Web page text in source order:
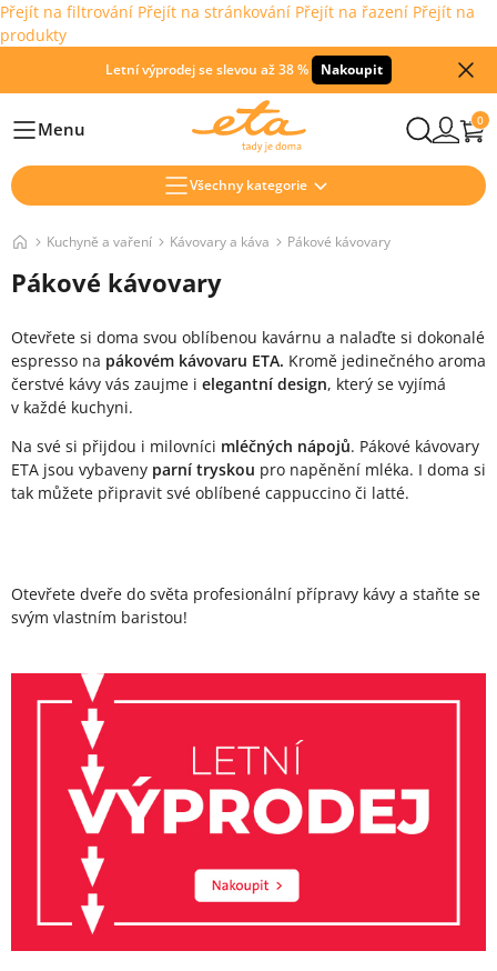
Přejít na filtrování Přejít na stránkování Přejít na řazení Přejít na
produkty
Letní výprodej se slevou až 38 % Nakoupit
HlavníMenu 0
Všechny kategorie
Kuchyně a vaření Kávovary a káva Pákové kávovary
Pákové kávovary
Otevřete si doma svou oblíbenou kavárnu a nalaďte si dokonalé
espresso na pákovém kávovaru ETA. Kromě jedinečného aroma
čerstvé kávy vás zaujme i elegantní design, který se vyjímá
v každé kuchyni.
Na své si přijdou i milovníci mléčných nápojů. Pákové kávovary
ETA jsou vybaveny parní tryskou pro napěnění mléka. I doma si
tak můžete připravit své oblíbené cappuccino či latté.
Otevřete dveře do světa profesionální přípravy kávy a staňte se
svým vlastním baristou!